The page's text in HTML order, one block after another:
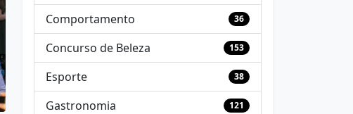
Comportamento 36
Concurso de Beleza 153
Esporte 38
Gastronomia 121